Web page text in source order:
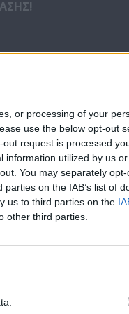
or processing of your
use the below opt-out
request is processed
information utilized by us
You may separately
on the IAB’s list of
us to third parties on the
other third parties.
την πρεμιέρα του
για τη 10
παρουσίασης και να
, τονΧρήστο
με «εκρηκτική»
δίνουν τον
τηλεθέασης!
of Greece»
πρώτο στο δυναμικό
συγκέντρωσε
πίνακες